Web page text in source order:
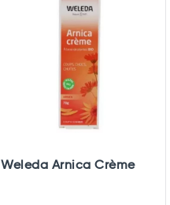
Weleda Arnica Crème